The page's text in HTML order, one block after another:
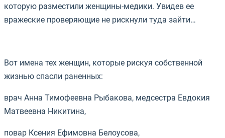
которую разместили женщины-медики. Увидев ее
вражеские проверяющие не рискнули туда зайти…
Вот имена тех женщин, которые рискуя собственной
жизнью спасли раненных:
врач Анна Тимофеевна Рыбакова, медсестра Евдокия
Матвеевна Никитина,
повар Ксения Ефимовна Белоусова,